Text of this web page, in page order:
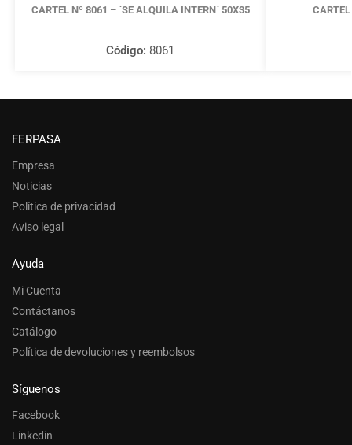
CARTEL Nº 8061 – `SE ALQUILA INTERN` 50X35
Código: 8061
FERPASA
Empresa
Noticias
Política de privacidad
Aviso legal
Ayuda
Mi Cuenta
Contáctanos
Catálogo
Política de devoluciones y reembolsos
Síguenos
Facebook
Linkedin